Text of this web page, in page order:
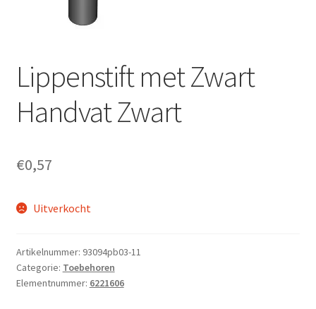
Lippenstift met Zwart
Handvat Zwart
€0,57
Uitverkocht
Artikelnummer: 93094pb03-11
Categorie: Toebehoren
Elementnummer: 6221606